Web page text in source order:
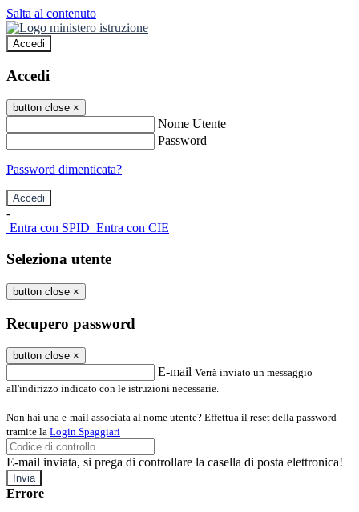
Salta al contenuto
Accedi
Accedi
button close ×
Nome Utente
Password
Password dimenticata?
-
Entra con SPID Entra con CIE
Seleziona utente
button close ×
Recupero password
button close ×
E-mail Verrà inviato un messaggio
all'indirizzo indicato con le istruzioni necessarie.
Non hai una e-mail associata al nome utente? Effettua il reset della password
tramite la Login Spaggiari
E-mail inviata, si prega di controllare la casella di posta elettronica!
Errore